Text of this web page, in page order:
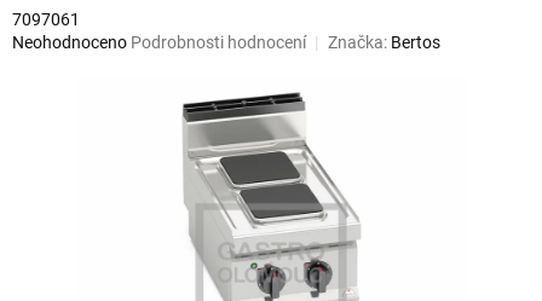
7097061
Průměrné
Neohodnoceno Podrobnosti hodnocení Značka: Bertos